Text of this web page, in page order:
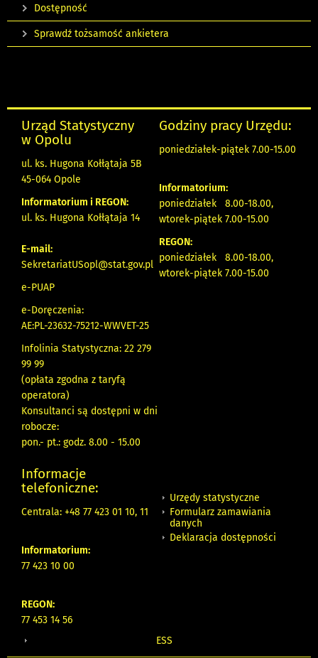
Dostępność
Sprawdź tożsamość ankietera
Urząd Statystyczny
w Opolu
ul. ks. Hugona Kołłątaja 5B
45-064 Opole
Informatorium i REGON:
ul. ks. Hugona Kołłątaja 14
E-mail:
SekretariatUSopl@stat.gov.pl
e-PUAP
e-Doręczenia:
AE:PL-23632-75212-WWVET-25
Infolinia Statystyczna: 22 279
99 99
(opłata zgodna z taryfą
operatora)
Konsultanci są dostępni w dni
robocze:
pon.- pt.: godz. 8.00 - 15.00
Godziny pracy Urzędu:
poniedziałek-piątek 7.00-15.00
Informatorium:
poniedziałek 8.00-18.00,
wtorek-piątek 7.00-15.00
REGON:
poniedziałek 8.00-18.00,
wtorek-piątek 7.00-15.00
Informacje
telefoniczne:
Centrala: +48 77 423 01 10, 11
Informatorium:
77 423 10 00
REGON:
77 453 14 56
Urzędy statystyczne
Formularz zamawiania
danych
Deklaracja dostępności
ESS